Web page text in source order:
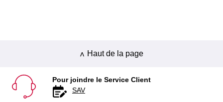
Haut de la page
Pour joindre le Service Client
SAV